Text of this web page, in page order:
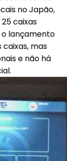
no Japão,
caixas
lançamento
caixas, mas
e não há